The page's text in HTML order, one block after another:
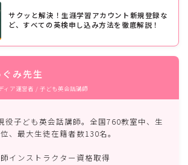
すめする効果的な英語教材とは
サクッと解決！生涯学習アカウント新規登録な
ど、すべての英検申し込み方法を徹底解説！
ぐみ先生
ィア運営者 / 子ども英会話講師
役子ども英会話講師。全国760教室中、生
、最大生徒在籍者数130名。
インストラクター資格取得